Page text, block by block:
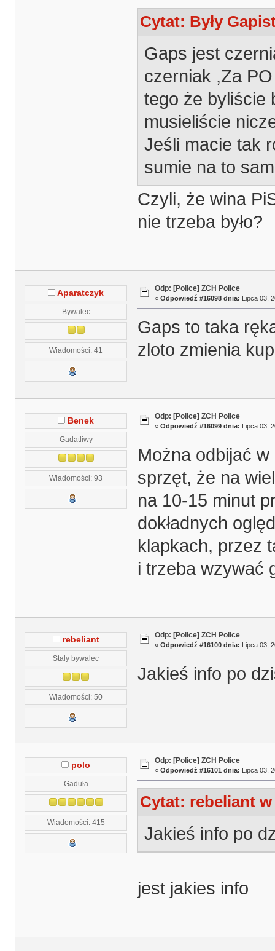
Cytat: Były
Gaps jest
czerniak ,Za
tego że byliście
musieliście
Jeśli macie tak
sumie na to
Czyli, że wina
nie trzeba było?
Aparatczyk
Bywalec
Wiadomości: 41
Odp: [Police] ZCH Police
« Odpowiedź #16098 dnia: Lipca 03,
Gaps to taka
zloto zmienia
Benek
Gadatliwy
Wiadomości: 93
Odp: [Police] ZCH Police
« Odpowiedź #16099 dnia: Lipca 03,
Można odbijać
sprzęt, że na
na 10-15 minut
dokładnych
klapkach, przez
i trzeba wzywać
rebeliant
Stały bywalec
Wiadomości: 50
Odp: [Police] ZCH Police
« Odpowiedź #16100 dnia: Lipca 03,
Jakieś info po
polo
Gaduła
Wiadomości: 415
Odp: [Police] ZCH Police
« Odpowiedź #16101 dnia: Lipca 03,
Cytat: rebeliant w
Jakieś info po
jest jakies info